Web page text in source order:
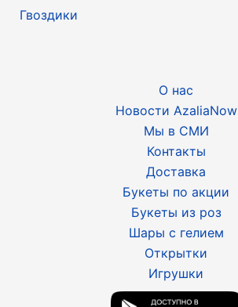
Гвоздики
О нас
Новости AzaliaNow
Мы в СМИ
Контакты
Доставка
Букеты по акции
Букеты из роз
Шары с гелием
Открытки
Игрушки